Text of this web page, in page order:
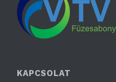
KAPCSOLAT